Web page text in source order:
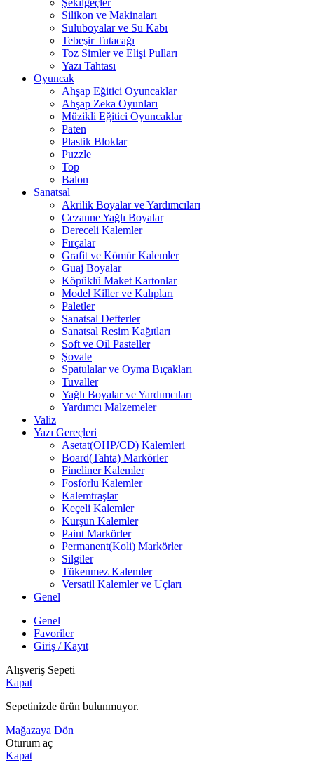
Silikon ve Makinaları
Suluboyalar ve Su Kabı
Tebeşir Tutacağı
Toz Simler ve Elişi Pulları
Yazı Tahtası
Oyuncak
Ahşap Eğitici Oyuncaklar
Ahşap Zeka Oyunları
Müzikli Eğitici Oyuncaklar
Paten
Plastik Bloklar
Puzzle
Top
Balon
Sanatsal
Akrilik Boyalar ve Yardımcıları
Cezanne Yağlı Boyalar
Dereceli Kalemler
Fırçalar
Grafit ve Kömür Kalemler
Guaj Boyalar
Köpüklü Maket Kartonlar
Model Killer ve Kalıpları
Paletler
Sanatsal Defterler
Sanatsal Resim Kağıtları
Soft ve Oil Pasteller
Şovale
Spatulalar ve Oyma Bıçakları
Tuvaller
Yağlı Boyalar ve Yardımcıları
Yardımcı Malzemeler
Valiz
Yazı Gereçleri
Asetat(OHP/CD) Kalemleri
Board(Tahta) Markörler
Fineliner Kalemler
Fosforlu Kalemler
Kalemtraşlar
Keçeli Kalemler
Kurşun Kalemler
Paint Markörler
Permanent(Koli) Markörler
Silgiler
Tükenmez Kalemler
Versatil Kalemler ve Uçları
Genel
Genel
Favoriler
Giriş / Kayıt
Alışveriş Sepeti
Kapat
Sepetinizde ürün bulunmuyor.
Mağazaya Dön
Oturum aç
Kapat